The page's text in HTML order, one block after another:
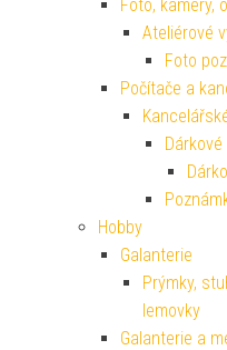
Foto, kamery,
Ateliérové
Foto
Počítače a
Hobby
Galanterie
Prýmky,
lemovky
Galanterie a